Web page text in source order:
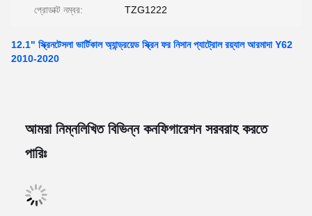
প্রোডাক্ট নম্বর: TZG1222
12.1" স্ক্রিনটেসলা ভার্টিকাল অ্যান্ড্রয়েড স্ক্রিন ফর নিসান প্যাট্রোল রয়্যাল আরমাদা Y62
2010-2020
আমরা নিম্নলিখিত বিভিন্ন কনফিগারেশন সরবরাহ করতে
পারিঃ